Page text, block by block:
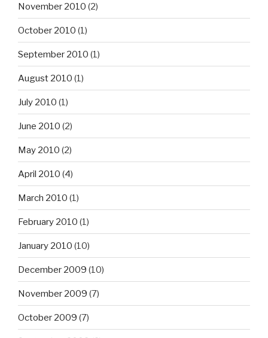
November 2010 (2)
October 2010 (1)
September 2010 (1)
August 2010 (1)
July 2010 (1)
June 2010 (2)
May 2010 (2)
April 2010 (4)
March 2010 (1)
February 2010 (1)
January 2010 (10)
December 2009 (10)
November 2009 (7)
October 2009 (7)